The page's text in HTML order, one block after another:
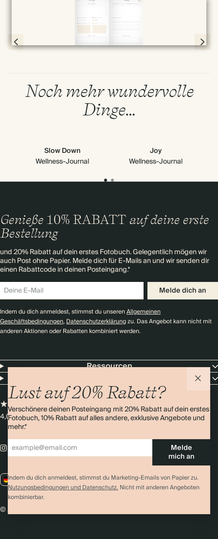
Vollbild
Noch mehr wundervolle
Dinge…
Slow Down
Wellness-Journal
Joy
Wellness-Journal
Lust auf 20% Rabatt?
Verschönere deinen Posteingang mit 20% Rabatt auf dein erstes
Fotobuch, 10% Rabatt auf alles andere, exklusive Angebote und
mehr.*
Melde
mich an
Indem du dich anmeldest, stimmst du Marketing-Emails von Papier zu.
Nutzungsbedingungen und Datenschutz.Nicht mit anderen Angeboten
kombinierbar.
Genieße 10% RABATT auf deine erste
Bestellung
und 20% Rabatt auf dein erstes Fotobuch. Gelegentlich mögen wir
auch Post ohne Papier. Melde dich für E-Mails an und wir senden dir
einen Rabattcode in deinen Posteingang.*
Melde dich an
Indem du dich anmeldest, stimmst du unserenAllgemeinen
Geschäftsbedingungen,Datenschutzerklärungzu. Das Angebot kann nicht mit
anderen Aktionen oder Rabatten kombiniert werden.
Ressourcen
4,0 SterneÜber 11.000 Bewertungen
DE / EUR
© 2026 Papier